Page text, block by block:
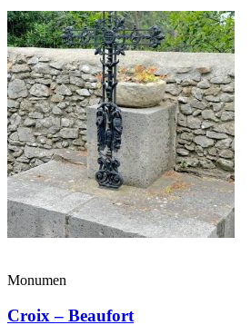
Monumen
Croix – Beaufort